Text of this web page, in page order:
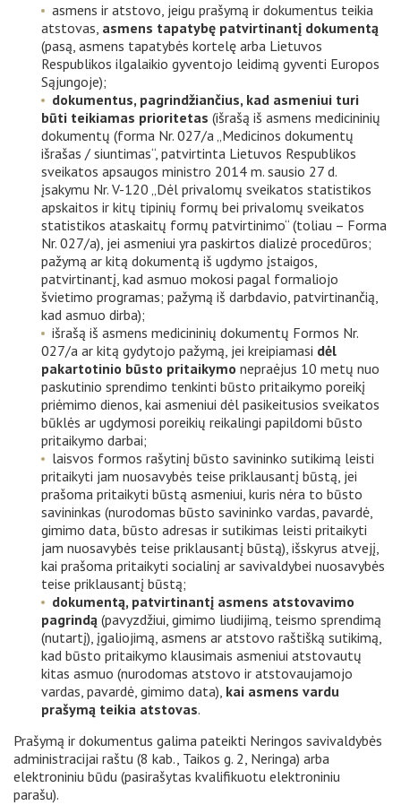
asmens ir atstovo, jeigu prašymą ir dokumentus teikia
atstovas, asmens tapatybę patvirtinantį dokumentą
(pasą, asmens tapatybės kortelę arba Lietuvos
Respublikos ilgalaikio gyventojo leidimą gyventi Europos
Sąjungoje);
dokumentus, pagrindžiančius, kad asmeniui turi
būti teikiamas prioritetas (išrašą iš asmens medicininių
dokumentų (forma Nr. 027/a „Medicinos dokumentų
išrašas / siuntimas“, patvirtinta Lietuvos Respublikos
sveikatos apsaugos ministro 2014 m. sausio 27 d.
įsakymu Nr. V-120 „Dėl privalomų sveikatos statistikos
apskaitos ir kitų tipinių formų bei privalomų sveikatos
statistikos ataskaitų formų patvirtinimo“ (toliau – Forma
Nr. 027/a), jei asmeniui yra paskirtos dializė procedūros;
pažymą ar kitą dokumentą iš ugdymo įstaigos,
patvirtinantį, kad asmuo mokosi pagal formaliojo
švietimo programas; pažymą iš darbdavio, patvirtinančią,
kad asmuo dirba);
išrašą iš asmens medicininių dokumentų Formos Nr.
027/a ar kitą gydytojo pažymą, jei kreipiamasi dėl
pakartotinio būsto pritaikymo nepraėjus 10 metų nuo
paskutinio sprendimo tenkinti būsto pritaikymo poreikį
priėmimo dienos, kai asmeniui dėl pasikeitusios sveikatos
būklės ar ugdymosi poreikių reikalingi papildomi būsto
pritaikymo darbai;
laisvos formos rašytinį būsto savininko sutikimą leisti
pritaikyti jam nuosavybės teise priklausantį būstą, jei
prašoma pritaikyti būstą asmeniui, kuris nėra to būsto
savininkas (nurodomas būsto savininko vardas, pavardė,
gimimo data, būsto adresas ir sutikimas leisti pritaikyti
jam nuosavybės teise priklausantį būstą), išskyrus atvejį,
kai prašoma pritaikyti socialinį ar savivaldybei nuosavybės
teise priklausantį būstą;
dokumentą, patvirtinantį asmens atstovavimo
pagrindą (pavyzdžiui, gimimo liudijimą, teismo sprendimą
(nutartį), įgaliojimą, asmens ar atstovo raštišką sutikimą,
kad būsto pritaikymo klausimais asmeniui atstovautų
kitas asmuo (nurodomas atstovo ir atstovaujamojo
vardas, pavardė, gimimo data), kai asmens vardu
prašymą teikia atstovas.
Prašymą ir dokumentus galima pateikti Neringos savivaldybės
administracijai raštu (8 kab., Taikos g. 2, Neringa) arba
elektroniniu būdu (pasirašytas kvalifikuotu elektroniniu
parašu).